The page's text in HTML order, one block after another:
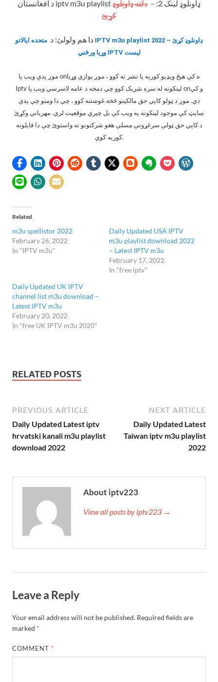
د افغانستان iptv m3u playlist ډاونلوډ لینک 2: –
دلته ډاونلوډ
کړئ
دا هم ولولئ: د متحده ایالاتو IPTV m3u playlist 2022 ډاونلوډ کړئ –
وړیا ورځني IPTV لیست
موږ پدې ویب پا onه کې هیڅ ویډیو کوربه یا نشر نه کوو ، موږ یوازې وړیا
Iptv لینکونه له سره شریک کوو چې دمخه د عامه لاسرسي ویب پا onو کې
دي. موږ د ټولو کاپي حق مالکینو څخه غوښتنه کوو ، چې دا ومنو چې پدې
سایټ کې موجود لینکونه په ویب کې بل چیرې موقعیت لري. مهرباني وکړئ
د کاپي حق ټولې سرغړونې مسلې هغو شرکتونو ته واستوئ چې دا فایلونه
کوربه کوي.
Related
m3u spellistor 2022
February 26, 2022
In "IPTV m3u"
Daily Updated USA IPTV
m3u playlist download 2022
– Latest IPTV m3u
February 17, 2022
In "free iptv"
Daily Updated UK IPTV
channel list m3u download –
Latest IPTV m3u
February 20, 2022
In "free UK IPTV m3u 2020"
RELATED POSTS
PREVIOUS ARTICLE
Daily Updated Latest iptv
hrvatski kanali m3u playlist
download 2022
NEXT ARTICLE
Daily Updated Latest
Taiwan iptv m3u playlist
2022
About iptv223
View all posts by iptv223 →
Leave a Reply
Your email address will not be published. Required fields are
marked *
COMMENT *